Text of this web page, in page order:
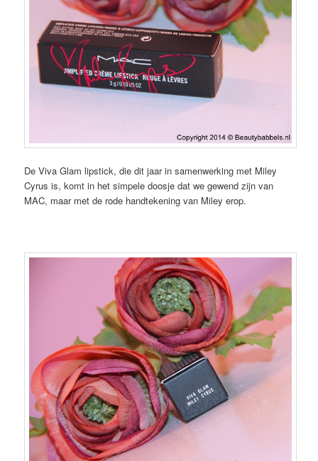
De Viva Glam lipstick, die dit jaar in samenwerking met Miley
Cyrus is, komt in het simpele doosje dat we gewend zijn van
MAC, maar met de rode handtekening van Miley erop.